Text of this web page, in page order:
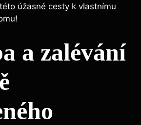
úžasné cesty k vlastnímu
a zalévání